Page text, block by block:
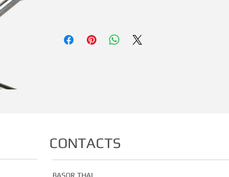
CONTACTS
BASOR THAI